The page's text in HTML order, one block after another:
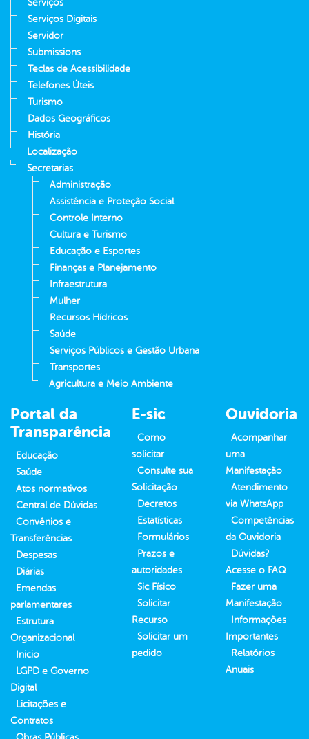
Serviços
Serviços Digitais
Servidor
Submissions
Teclas de Acessibilidade
Telefones Úteis
Turismo
Dados Geográficos
História
Localização
Secretarias
Administração
Assistência e Proteção Social
Controle Interno
Cultura e Turismo
Educação e Esportes
Finanças e Planejamento
Infraestrutura
Mulher
Recursos Hídricos
Saúde
Serviços Públicos e Gestão Urbana
Transportes
Agricultura e Meio Ambiente
Portal da
Transparência
Educação
Saúde
Atos normativos
Central de Dúvidas
Convênios e
Transferências
Despesas
Diárias
Emendas
parlamentares
Estrutura
Organizacional
Inicio
LGPD e Governo
Digital
Licitações e
Contratos
E-sic
Como
solicitar
Consulte sua
Solicitação
Decretos
Estatísticas
Formulários
Prazos e
autoridades
Sic Físico
Solicitar
Recurso
Solicitar um
pedido
Ouvidoria
Acompanhar
uma
Manifestação
Atendimento
via WhatsApp
Competências
da Ouvidoria
Dúvidas?
Acesse o FAQ
Fazer uma
Manifestação
Informações
Importantes
Relatórios
Anuais